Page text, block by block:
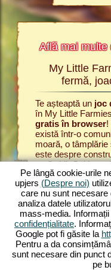
Află mai multe
și
de
My Little
fermă,
Te așteaptă un joc
în My Little
gratis în browser!
există într-o
moară, o
este despre
profitabil.
prelucrează-l în
My Little Farmies
diversificate și
agricultura în toate
legumelor până la
animale de fermă
mangalița sau
My Little Farmies
cele mai frumoase
Pe lângă cookie-urile
upjers (Despre noi)
care nu sunt necesare
analiza datele
mass-media.
confidențialitate.
Google pot fi găsite la
Pentru a da
sunt necesare din punct
pe